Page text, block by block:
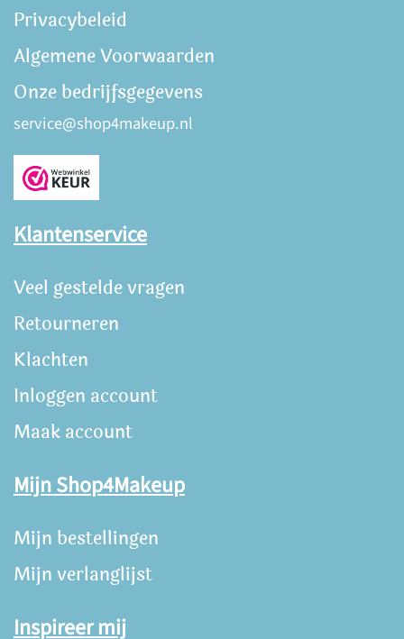
Privacybeleid
Algemene Voorwaarden
Onze bedrijfsgegevens
service@shop4makeup.nl
Klantenservice
Veel gestelde vragen
Retourneren
Klachten
Inloggen account
Maak account
Mijn Shop4Makeup
Mijn bestellingen
Mijn verlanglijst
Inspireer mij